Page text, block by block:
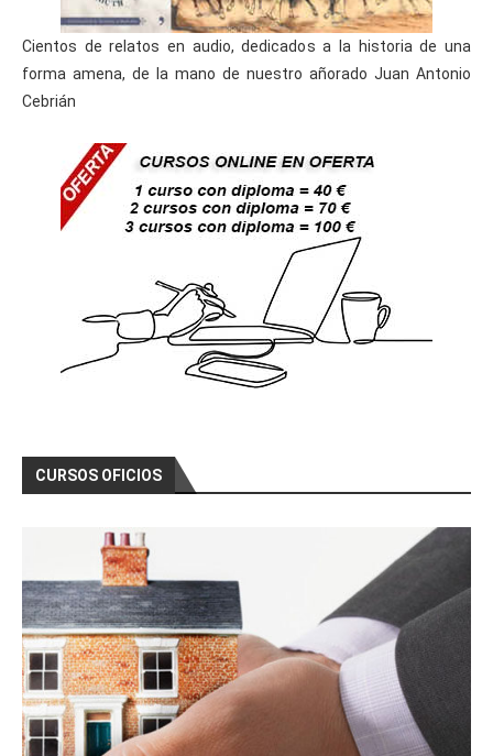
Cientos de relatos en audio, dedicados a la historia de una
forma amena, de la mano de nuestro añorado Juan Antonio
Cebrián
CURSOS OFICIOS